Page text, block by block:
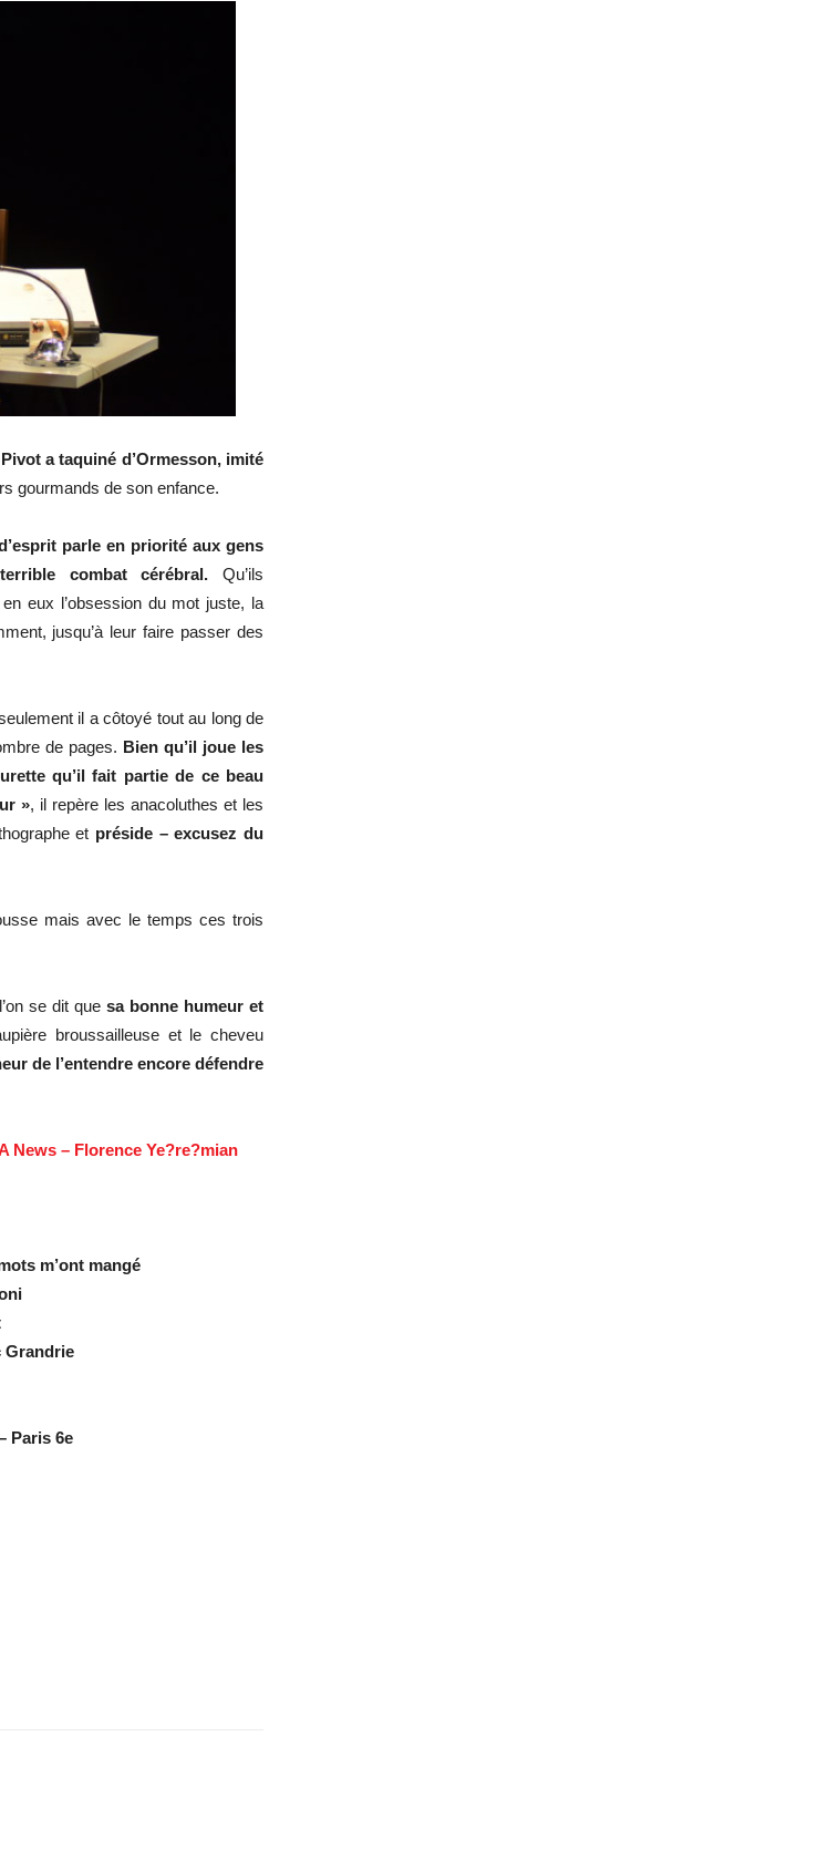
Pivot a taquiné d’Ormesson, imité
gourmands de son enfance.
parle en priorité aux gens
combat cérébral. Qu’ils
eux l’obsession du mot juste, la
jusqu’à leur faire passer des
il a côtoyé tout au long de
de pages. Bien qu’il joue les
qu’il fait partie de ce beau
», il repère les anacoluthes et les
et préside – excusez du
mais avec le temps ces trois
se dit que sa bonne humeur et
broussailleuse et le cheveu
de l’entendre encore défendre
News – Florence Ye?re?mian
m’ont mangé
Grandrie
Paris 6e